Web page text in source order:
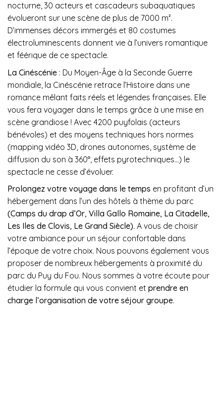
nocturne, 30 acteurs et cascadeurs subaquatiques
évolueront sur une scène de plus de 7000 m².
D’immenses décors immergés et 80 costumes
électroluminescents donnent vie à l’univers romantique
et féérique de ce spectacle.
La Cinéscénie : Du Moyen-Âge à la Seconde Guerre
mondiale, la Cinéscénie retrace l’Histoire dans une
romance mêlant faits réels et légendes françaises. Elle
vous fera voyager dans le temps grâce à une mise en
scène grandiose ! Avec 4200 puyfolais (acteurs
bénévoles) et des moyens techniques hors normes
(mapping vidéo 3D, drones autonomes, système de
diffusion du son à 360°, effets pyrotechniques…) le
spectacle ne cesse d’évoluer.
Prolongez votre voyage dans le temps en profitant d’un
hébergement dans l’un des hôtels à thème du parc
(Camps du drap d’Or, Villa Gallo Romaine, La Citadelle,
Les Iles de Clovis, Le Grand Siècle). A vous de choisir
votre ambiance pour un séjour confortable dans
l’époque de votre choix. Nous pouvons également vous
proposer de nombreux hébergements à proximité du
parc du Puy du Fou. Nous sommes à votre écoute pour
étudier la formule qui vous convient et prendre en
charge l’organisation de votre séjour groupe.